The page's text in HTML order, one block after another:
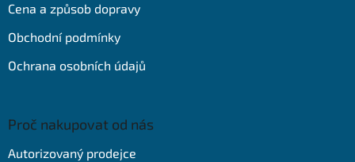
Cena a způsob dopravy
Obchodní podmínky
Ochrana osobních údajů
Proč nakupovat od nás
Autorizovaný prodejce